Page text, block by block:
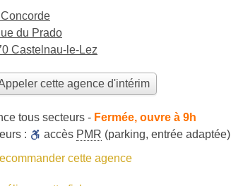
du Prado
Castelnau-le-Lez
cette agence d'intérim
tous secteurs - Fermée, ouvre à 9h
:
accès PMR (parking, entrée adaptée)
cette agence